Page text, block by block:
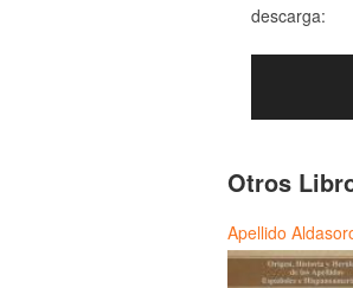
descarga:
Otros
Apellido